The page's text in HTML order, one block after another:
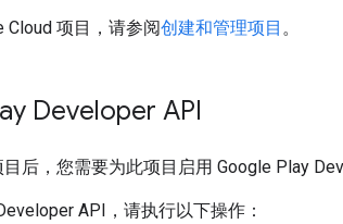
Cloud 项目，请参阅创建和管理项目 。
Developer API
后，您需要为此项目启用 Google Play
API，请执行以下操作：